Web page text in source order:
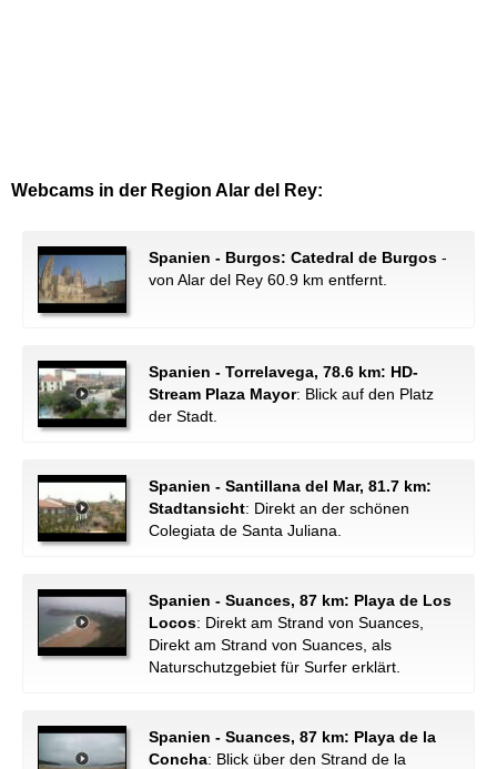
Webcams in der Region Alar del Rey:
Spanien - Burgos: Catedral de Burgos -
von Alar del Rey 60.9 km entfernt.
Spanien - Torrelavega, 78.6 km: HD-
Stream Plaza Mayor: Blick auf den Platz
der Stadt.
Spanien - Santillana del Mar, 81.7 km:
Stadtansicht: Direkt an der schönen
Colegiata de Santa Juliana.
Spanien - Suances, 87 km: Playa de Los
Locos: Direkt am Strand von Suances,
Direkt am Strand von Suances, als
Naturschutzgebiet für Surfer erklärt.
Spanien - Suances, 87 km: Playa de la
Concha: Blick über den Strand de la